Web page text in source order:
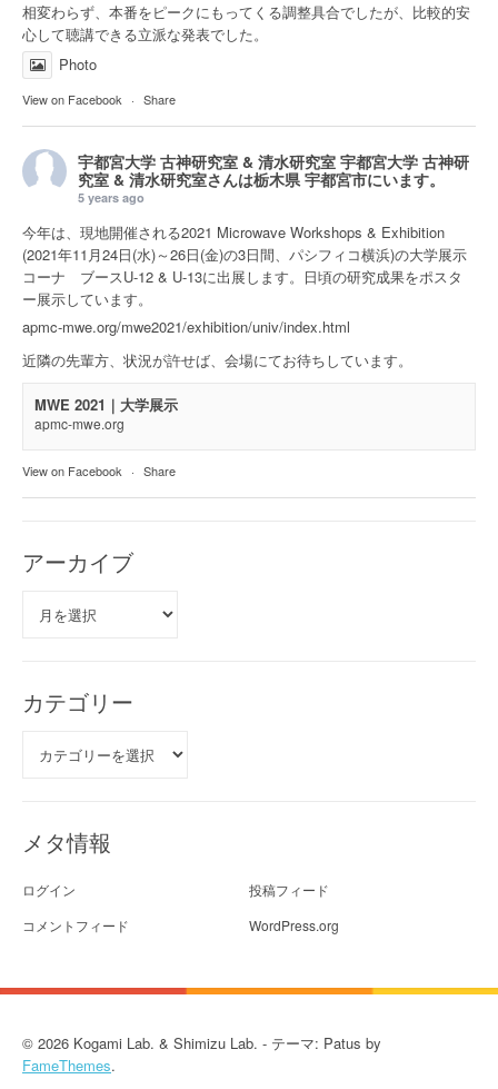
相変わらず、本番をピークにもってくる調整具合でしたが、比較的安
心して聴講できる立派な発表でした。
Photo
View on Facebook · Share
宇都宮大学 古神研究室 & 清水研究室 宇都宮大学 古神研
究室 & 清水研究室さんは栃木県 宇都宮市にいます。
5 years ago
今年は、現地開催される2021 Microwave Workshops & Exhibition
(2021年11月24日(水)～26日(金)の3日間、パシフィコ横浜)の大学展示
コーナ ブースU-12 & U-13に出展します。日頃の研究成果をポスタ
ー展示しています。
apmc-mwe.org/mwe2021/exhibition/univ/index.html
近隣の先輩方、状況が許せば、会場にてお待ちしています。
MWE 2021｜大学展示
apmc-mwe.org
View on Facebook · Share
アーカイブ
カテゴリー
メタ情報
ログイン
投稿フィード
コメントフィード
WordPress.org
© 2026 Kogami Lab. & Shimizu Lab. - テーマ: Patus by
FameThemes.